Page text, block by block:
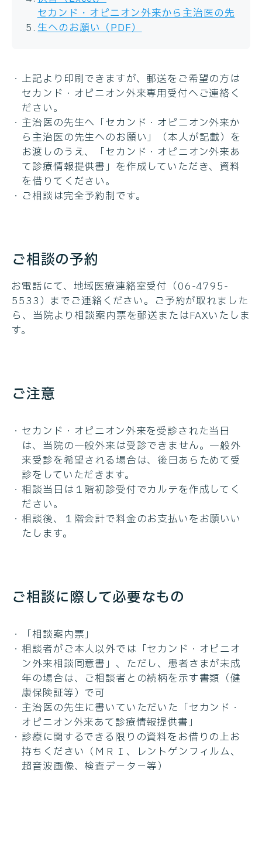
セカンド・オピニオン外来から主治医の先
生へのお願い（PDF）
上記より印刷できますが、郵送をご希望の方は
セカンド・オピニオン外来専用受付へご連絡く
ださい。
主治医の先生へ「セカンド・オピニオン外来か
ら主治医の先生へのお願い」（本人が記載）を
お渡しのうえ、「セカンド・オピニオン外来あ
て診療情報提供書」を作成していただき、資料
を借りてください。
ご相談は完全予約制です。
ご相談の予約
お電話にて、地域医療連絡室受付（06-4795-
5533）までご連絡ください。ご予約が取れました
ら、当院より相談案内票を郵送またはFAXいたしま
す。
ご注意
セカンド・オピニオン外来を受診された当日
は、当院の一般外来は受診できません。一般外
来受診を希望される場合は、後日あらためて受
診をしていただきます。
相談当日は１階初診受付でカルテを作成してく
ださい。
相談後、１階会計で料金のお支払いをお願いい
たします。
ご相談に際して必要なもの
「相談案内票」
相談者がご本人以外では「セカンド・オピニオ
ン外来相談同意書」、ただし、患者さまが未成
年の場合は、ご相談者との続柄を示す書類（健
康保険証等）で可
主治医の先生に書いていただいた「セカンド・
オピニオン外来あて診療情報提供書」
診療に関するできる限りの資料をお借りの上お
持ちください（ＭＲＩ、レントゲンフィルム、
超音波画像、検査デ－タ－等）